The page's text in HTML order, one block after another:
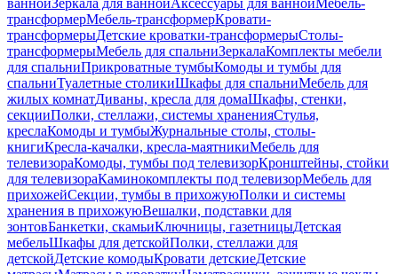
ваннойЗеркала для ваннойАксессуары для ваннойМебель-
трансформерМебель-трансформерКровати-
трансформерыДетские кроватки-трансформерыСтолы-
трансформерыМебель для спальниЗеркалаКомплекты мебели
для спальниПрикроватные тумбыКомоды и тумбы для
спальниТуалетные столикиШкафы для спальниМебель для
жилых комнатДиваны, кресла для домаШкафы, стенки,
секцииПолки, стеллажи, системы храненияСтулья,
креслаКомоды и тумбыЖурнальные столы, столы-
книгиКресла-качалки, кресла-маятникиМебель для
телевизораКомоды, тумбы под телевизорКронштейны, стойки
для телевизораКаминокомплекты под телевизорМебель для
прихожейСекции, тумбы в прихожуюПолки и системы
хранения в прихожуюВешалки, подставки для
зонтовБанкетки, скамьиКлючницы, газетницыДетская
мебельШкафы для детскойПолки, стеллажи для
детскойДетские комодыКровати детскиеДетские